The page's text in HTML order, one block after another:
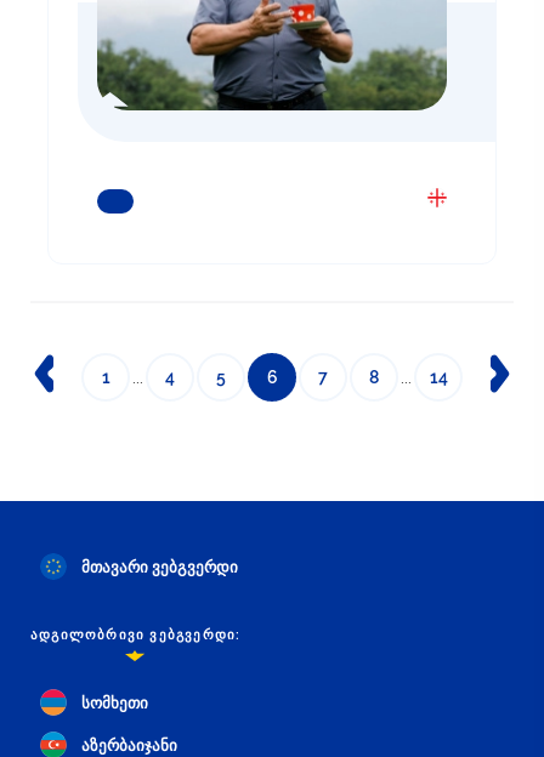
ᲒᲐᲘᲒᲔᲗ ᲛᲔᲢᲘ
1 4 5 6 7 8 14
მთავარი ვებგვერდი
ᲐᲓᲒᲘᲚᲝᲑᲠᲘᲕᲘ ᲕᲔᲑᲒᲕᲔᲠᲓᲘ:
სომხეთი
აზერბაიჯანი